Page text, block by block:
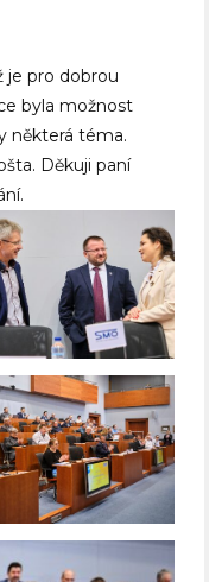
je pro dobrou
byla možnost
některá téma.
Děkuji paní